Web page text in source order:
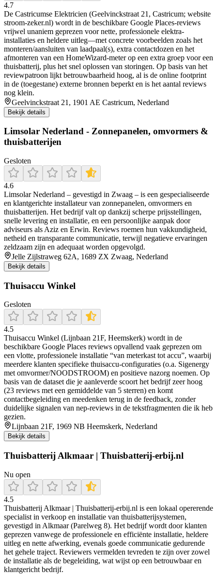
4.7
De Castricumse Elektricien (Geelvinckstraat 21, Castricum; website
stroom-zeker.nl) wordt in de beschikbare Google Places-reviews
vrijwel unaniem geprezen voor nette, professionele elektra-
installaties en heldere uitleg—met concrete voorbeelden zoals het
monteren/aansluiten van laadpaal(s), extra contactdozen en het
afmonteren van een HomeWizard-meter op een extra groep voor een
thuisbatterij, plus het snel oplossen van storingen. Op basis van het
reviewpatroon lijkt betrouwbaarheid hoog, al is de online footprint
in de (toegestane) externe bronnen beperkt en is het aantal reviews
nog klein.
Geelvinckstraat 21, 1901 AE Castricum, Nederland
Bekijk details
Limsolar Nederland - Zonnepanelen, omvormers &
thuisbatterijen
Gesloten
4.6
Limsolar Nederland – gevestigd in Zwaag – is een gespecialiseerde
en klantgerichte installateur van zonnepanelen, omvormers en
thuisbatterijen. Het bedrijf valt op dankzij scherpe prijsstellingen,
snelle levering en installatie, en een persoonlijke aanpak door
adviseurs als Aziz en Erwin. Reviews roemen hun vakkundigheid,
netheid en transparante communicatie, terwijl negatieve ervaringen
zeldzaam zijn en adequaat worden opgevolgd.
Jelle Zijlstraweg 62A, 1689 ZX Zwaag, Nederland
Bekijk details
Thuisaccu Winkel
Gesloten
4.5
Thuisaccu Winkel (Lijnbaan 21F, Heemskerk) wordt in de
beschikbare Google Places reviews opvallend vaak geprezen om
een vlotte, professionele installatie “van meterkast tot accu”, waarbij
meerdere klanten specifieke thuisaccu-configuraties (o.a. Sigenergy
met omvormer/NOODSTROOM) en positieve nazorg noemen. Op
basis van de dataset die je aanleverde scoort het bedrijf zeer hoog
(23 reviews met een gemiddelde van 5 sterren) en komt
contactbegeleiding en meedenken terug in de feedback, zonder
duidelijke signalen van nep-reviews in de tekstfragmenten die ik heb
gezien.
Lijnbaan 21F, 1969 NB Heemskerk, Nederland
Bekijk details
Thuisbatterij Alkmaar | Thuisbatterij-erbij.nl
Nu open
4.5
Thuisbatterij Alkmaar | Thuisbatterij‑erbij.nl is een lokaal opererende
specialist in verkoop en installatie van thuisbatterijsystemen,
gevestigd in Alkmaar (Parelweg 8). Het bedrijf wordt door klanten
geprezen vanwege de professionele en efficiënte installatie, heldere
uitleg en nette afwerking, evenals goede communicatie gedurende
het gehele traject. Reviewers vermelden tevreden te zijn over zowel
de installatie als de begeleiding, wat wijst op een betrouwbaar en
klantgericht bedrijf.